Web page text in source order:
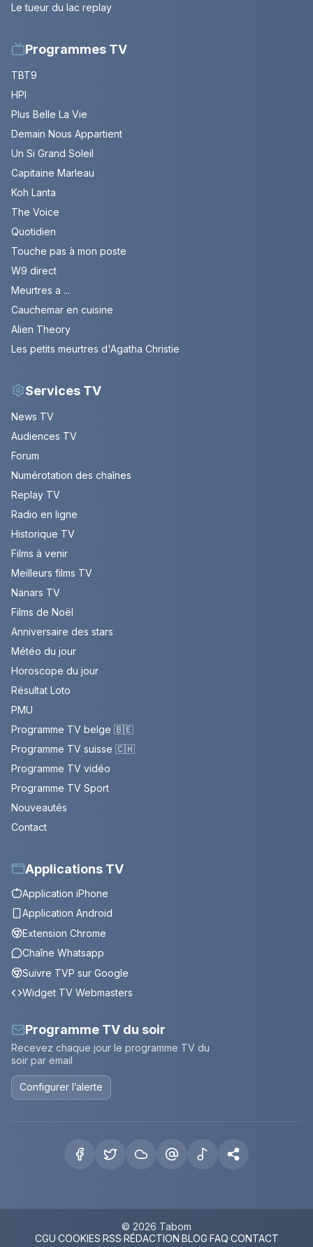
Le tueur du lac replay
Programmes TV
TBT9
HPI
Plus Belle La Vie
Demain Nous Appartient
Un Si Grand Soleil
Capitaine Marleau
Koh Lanta
The Voice
Quotidien
Touche pas à mon poste
W9 direct
Meurtres a ...
Cauchemar en cuisine
Alien Theory
Les petits meurtres d'Agatha Christie
Services TV
News TV
Audiences TV
Forum
Numérotation des chaînes
Replay TV
Radio en ligne
Historique TV
Films à venir
Meilleurs films TV
Nanars TV
Films de Noël
Anniversaire des stars
Météo du jour
Horoscope du jour
Résultat Loto
PMU
Programme TV belge 🇧🇪
Programme TV suisse 🇨🇭
Programme TV vidéo
Programme TV Sport
Nouveautés
Contact
Applications TV
Application iPhone
Application Android
Extension Chrome
Chaîne Whatsapp
Suivre TVP sur Google
Widget TV Webmasters
Programme TV du soir
Recevez chaque jour le programme TV du
soir par email
Configurer l’alerte
© 2026 Tabom
CGU·COOKIES·RSS·RÉDACTION·BLOG·FAQ·CONTACT